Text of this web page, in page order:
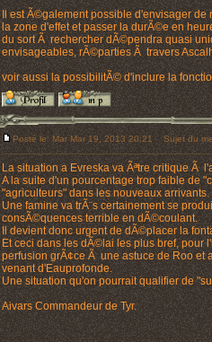
Il est Ã©galement possible d'envisager
la zone d'effet et passer la durÃ©e en
du sort Ã rechercher dÃ©pendra quasi
envisageables, rÃ©parties Ã travers
voir aussi la possibilitÃ© d'inclure la
Posté le: Mar Mar 19, 2013 20:21 Sujet du
La situation a Evreska va Ãªtre critique Ã
A la suite d'un pourcentage trop faible de
"agriculteurs" dans les nouveaux arrivants.
Une famine va trÃ¨s certainement se
consÃ©quences terrible en dÃ©coulant.
Il devient donc urgent de dÃ©placer la
Et ceci dans les dÃ©lai les plus bref, pour
perfusion grÃ¢ce Ã une astuce de Roo et
venant d'Eauprofonde.
Une situation qu'on pourrait qualifier de
Aivars Commandeur de Tyr.